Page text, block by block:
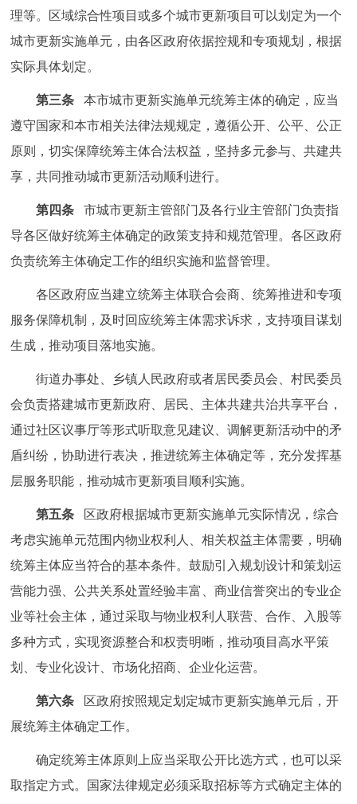
ITALIANO
回到顶部
理等。区域综合性项目或多个城市更新项目可以划定为一个
城市更新实施单元，由各区政府依据控规和专项规划，根据
实际具体划定。
第三条本市城市更新实施单元统筹主体的确定，应当
遵守国家和本市相关法律法规规定，遵循公开、公平、公正
原则，切实保障统筹主体合法权益，坚持多元参与、共建共
享，共同推动城市更新活动顺利进行。
第四条市城市更新主管部门及各行业主管部门负责指
导各区做好统筹主体确定的政策支持和规范管理。各区政府
负责统筹主体确定工作的组织实施和监督管理。
各区政府应当建立统筹主体联合会商、统筹推进和专项
服务保障机制，及时回应统筹主体需求诉求，支持项目谋划
生成，推动项目落地实施。
街道办事处、乡镇人民政府或者居民委员会、村民委员
会负责搭建城市更新政府、居民、主体共建共治共享平台，
通过社区议事厅等形式听取意见建议、调解更新活动中的矛
盾纠纷，协助进行表决，推进统筹主体确定等，充分发挥基
层服务职能，推动城市更新项目顺利实施。
第五条
区政府根据城市更新实施单元实际情况，综合
考虑实施单元范围内物业权利人、相关权益主体需要，明确
统筹主体应当符合的基本条件。鼓励引入规划设计和策划运
营能力强、公共关系处置经验丰富、商业信誉突出的专业企
业等社会主体，通过采取与物业权利人联营、合作、入股等
多种方式，实现资源整合和权责明晰，推动项目高水平策
划、专业化设计、市场化招商、企业化运营。
第六条
区政府按照规定划定城市更新实施单元后，开
展统筹主体确定工作。
确定统筹主体原则上应当采取公开比选方式，也可以采
取指定方式。国家法律规定必须采取招标等方式确定主体的